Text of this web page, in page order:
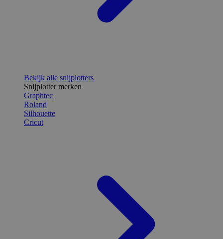
Bekijk alle snijplotters
Snijplotter merken
Graphtec
Roland
Silhouette
Cricut